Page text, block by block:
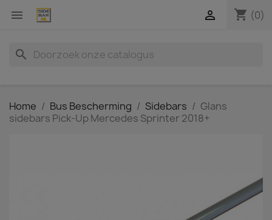
 shopping_cart (0)

search
Home Bus Bescherming Sidebars
Glans
sidebars Pick-Up Mercedes Sprinter 2018+